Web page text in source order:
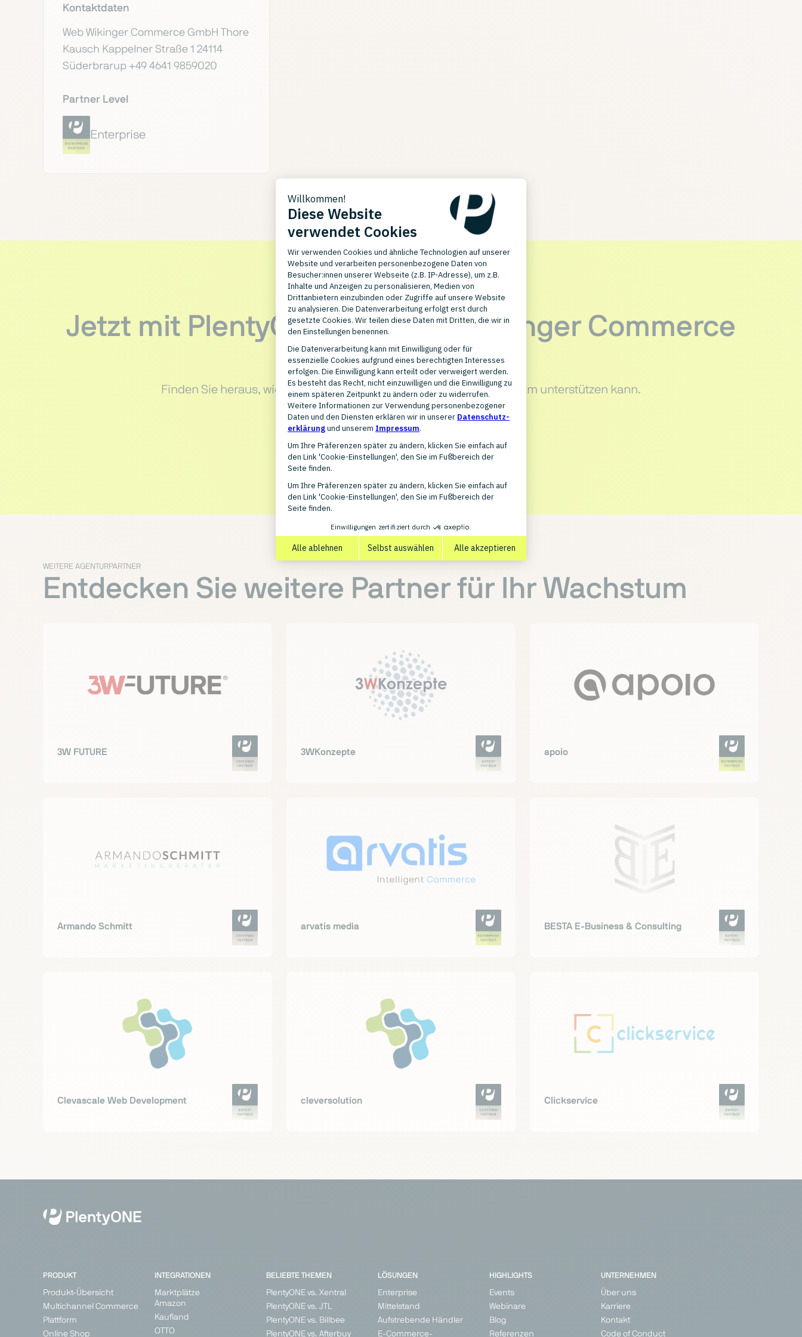
Kontaktdaten
Web Wikinger Commerce GmbH Thore
Kausch Kappelner Straße 1 24114
Süderbrarup +49 4641 9859020
Partner Level
Enterprise
Jetzt mit PlentyONE und Web Wikinger Commerce
starten
Finden Sie heraus, wie dieser PlentyONE Agenturpartner Ihr Wachstum unterstützen kann.
KONTAKT AUFNEHMEN
WEITERE AGENTURPARTNER
Entdecken Sie weitere Partner für Ihr Wachstum
3W FUTURE 3WKonzepte apoio
Armando Schmitt arvatis media BESTA E-Business & Consulting
Clevascale Web Development cleversolution Clickservice
PRODUKT
Produkt-Übersicht
Multichannel Commerce
Plattform
Online Shop
INTEGRATIONEN
Marktplätze
Amazon
Kaufland
OTTO
BELIEBTE THEMEN
PlentyONE vs. Xentral
PlentyONE vs. JTL
PlentyONE vs. Billbee
PlentyONE vs. Afterbuy
LÖSUNGEN
Enterprise
Mittelstand
Aufstrebende Händler
E-Commerce-
HIGHLIGHTS
Events
Webinare
Blog
Referenzen
UNTERNEHMEN
Über uns
Karriere
Kontakt
Code of Conduct